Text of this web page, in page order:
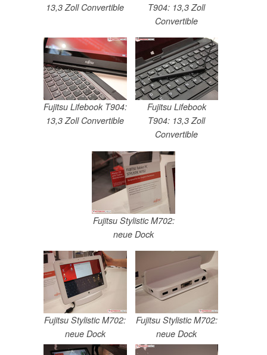
13,3 Zoll Convertible
T904: 13,3 Zoll
Convertible
Fujitsu Lifebook T904:
13,3 Zoll Convertible
Fujitsu Lifebook
T904: 13,3 Zoll
Convertible
Fujitsu Stylistic M702:
neue Dock
Fujitsu Stylistic M702:
neue Dock
Fujitsu Stylistic M702:
neue Dock